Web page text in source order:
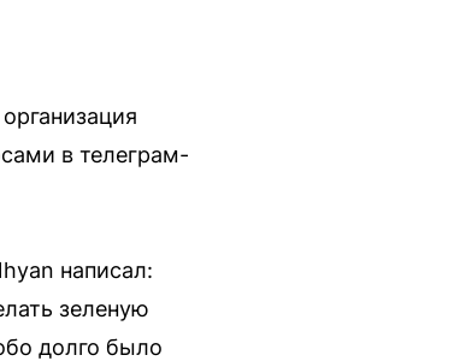
в телеграм-
написал:
зеленую
долго было